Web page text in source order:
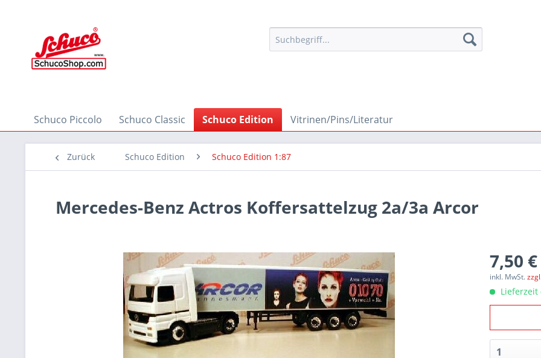
Schuco Piccolo Schuco Classic Schuco Edition Vitrinen/Pins/Literatur
Zurück Schuco Edition Schuco Edition 1:87
Mercedes-Benz Actros Koffersattelzug 2a/3a Arcor
7,50
inkl. MwSt.
Lieferzeit